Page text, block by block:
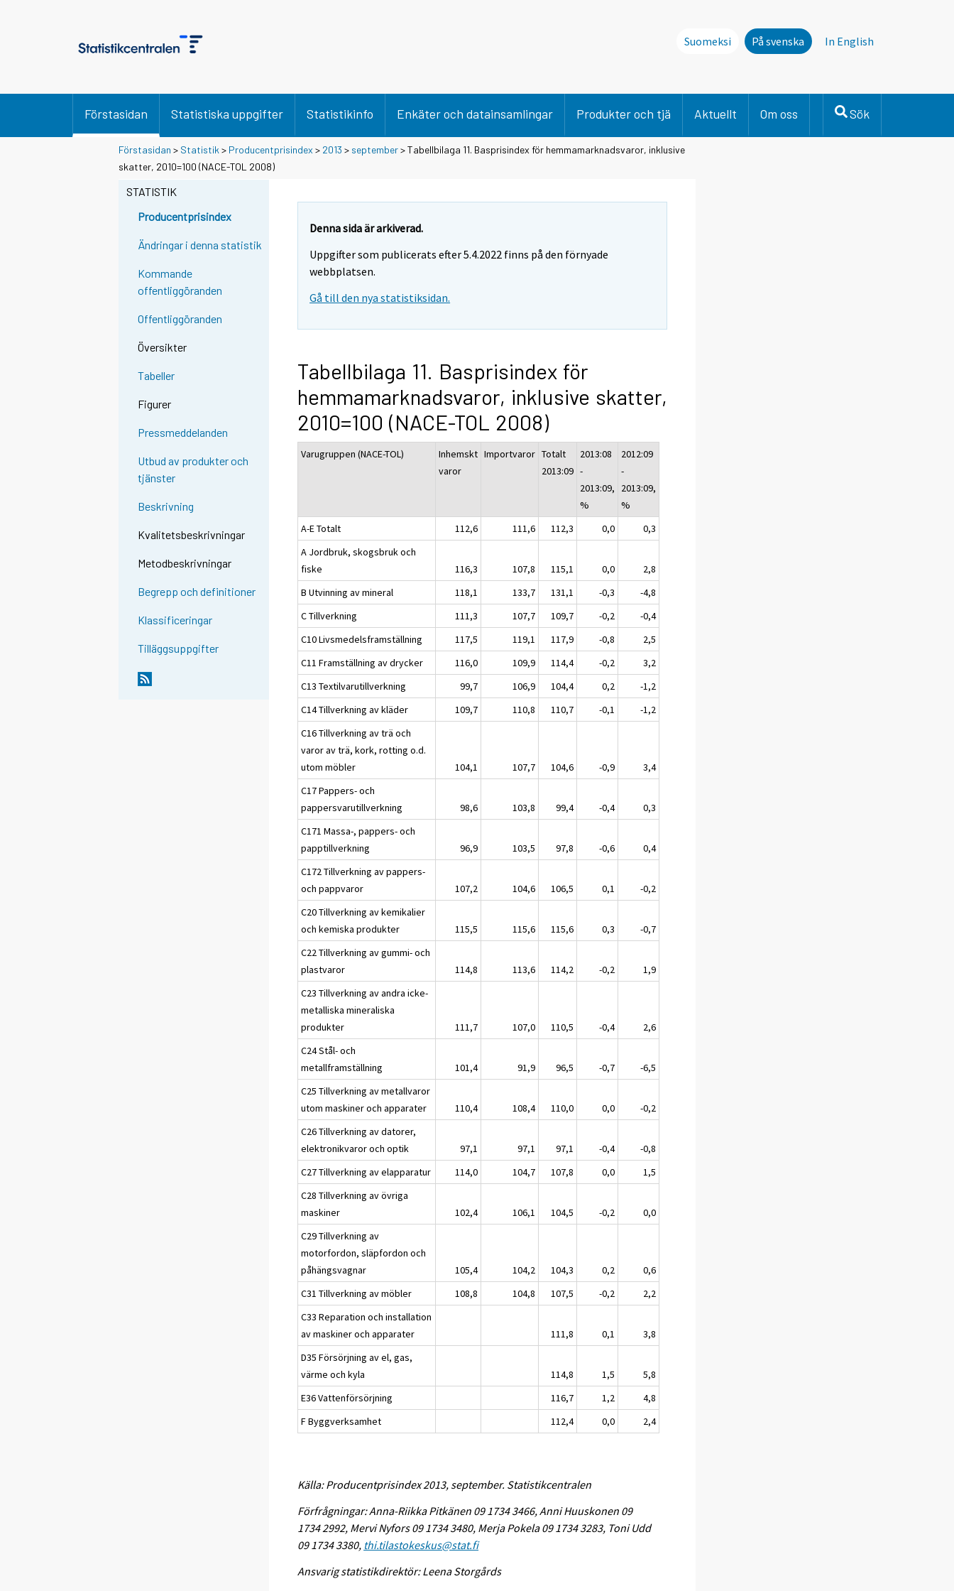
Suomeksi På svenska In English
Förstasidan Statistiska uppgifter Statistikinfo Enkäter och datainsamlingar Produkter och tjä Aktuellt Om oss Sök
Förstasidan > Statistik > Producentprisindex > 2013 > september> Tabellbilaga 11. Basprisindex för hemmamarknadsvaror, inklusive
skatter, 2010=100 (NACE-TOL 2008)
STATISTIK
Producentprisindex
Ändringar i denna statistik
Kommande
offentliggöranden
Offentliggöranden
Översikter
Tabeller
Figurer
Pressmeddelanden
Utbud av produkter och
tjänster
Beskrivning
Kvalitetsbeskrivningar
Metodbeskrivningar
Begrepp och definitioner
Klassificeringar
Tilläggsuppgifter
Denna sida är arkiverad.
Uppgifter som publicerats efter 5.4.2022 finns på den förnyade
webbplatsen.
Gå till den nya statistiksidan.
Tabellbilaga 11. Basprisindex för
hemmamarknadsvaror, inklusive skatter,
2010=100 (NACE-TOL 2008)
Varugruppen (NACE-TOL)
Inhemskt
varor
Importvaror Totalt
2013:09
2013:08
-
2013:09,
%
2012:09
-
2013:09,
%
A-E Totalt
112,6 111,6 112,3 0,0
0,3
A Jordbruk, skogsbruk och
fiske
116,3 107,8 115,1 0,0
2,8
B Utvinning av mineral
118,1 133,7 131,1 -0,3
-4,8
C Tillverkning
111,3 107,7 109,7 -0,2
-0,4
C10 Livsmedelsframställning
117,5 119,1 117,9 -0,8
2,5
C11 Framställning av drycker
116,0 109,9 114,4 -0,2
3,2
C13 Textilvarutillverkning
99,7 106,9 104,4 0,2
-1,2
C14 Tillverkning av kläder
109,7 110,8 110,7 -0,1
-1,2
C16 Tillverkning av trä och
varor av trä, kork, rotting o.d.
utom möbler
104,1 107,7 104,6 -0,9
3,4
C17 Pappers- och
pappersvarutillverkning
98,6 103,8 99,4 -0,4
0,3
C171 Massa-, pappers- och
papptillverkning
96,9 103,5 97,8 -0,6
0,4
C172 Tillverkning av pappers-
och pappvaror
107,2 104,6 106,5 0,1
-0,2
C20 Tillverkning av kemikalier
och kemiska produkter
115,5 115,6 115,6 0,3
-0,7
C22 Tillverkning av gummi- och
plastvaror
114,8 113,6 114,2 -0,2
1,9
C23 Tillverkning av andra icke-
metalliska mineraliska
produkter
111,7 107,0 110,5 -0,4
2,6
C24 Stål- och
metallframställning
101,4 91,9 96,5 -0,7
-6,5
C25 Tillverkning av metallvaror
utom maskiner och apparater
110,4 108,4 110,0 0,0
-0,2
C26 Tillverkning av datorer,
elektronikvaror och optik
97,1 97,1 97,1 -0,4
-0,8
C27 Tillverkning av elapparatur
114,0 104,7 107,8 0,0
1,5
C28 Tillverkning av övriga
maskiner
102,4 106,1 104,5 -0,2
0,0
C29 Tillverkning av
motorfordon, släpfordon och
påhängsvagnar
105,4 104,2 104,3 0,2
0,6
C31 Tillverkning av möbler
108,8 104,8 107,5 -0,2
2,2
C33 Reparation och installation
av maskiner och apparater
111,8 0,1
3,8
D35 Försörjning av el, gas,
värme och kyla
114,8 1,5
5,8
E36 Vattenförsörjning
116,7 1,2
4,8
F Byggverksamhet
112,4 0,0 2,4
Källa: Producentprisindex 2013, september. Statistikcentralen
Förfrågningar: Anna-Riikka Pitkänen 09 1734 3466, Anni Huuskonen 09
1734 2992, Mervi Nyfors 09 1734 3480, Merja Pokela 09 1734 3283, Toni Udd
09 1734 3380, thi.tilastokeskus@stat.fi
Ansvarig statistikdirektör: Leena Storgårds